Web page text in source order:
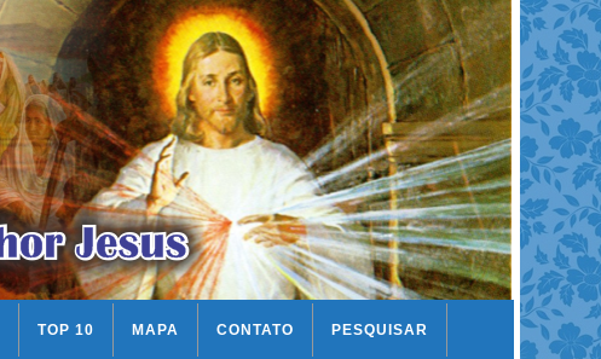
TOP 10 MAPA CONTATO PESQUISAR